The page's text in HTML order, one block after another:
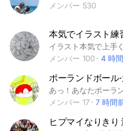
メンバー 530
本気でイラスト練
メンバー 100
4 時
ポーランドボール
メンバー 17
7 時間
ヒプマイなりきり